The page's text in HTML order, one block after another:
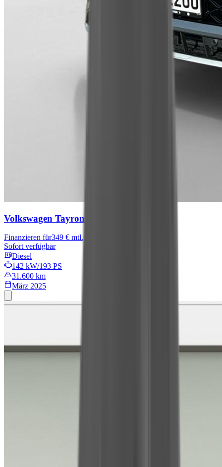
Volkswagen Tayron
Finanzieren für349 € mtl.
Sofort verfügbar
Diesel
142 kW/193 PS
31.600 km
März 2025